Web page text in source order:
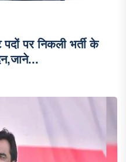
पर निकली भर्ती के